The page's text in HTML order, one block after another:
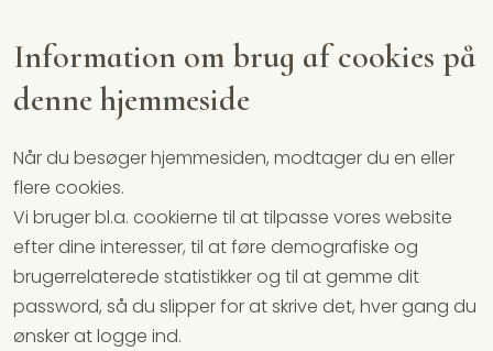
Information om brug af cookies på
denne hjemmeside
Når du besøger hjemmesiden, modtager du en eller
flere cookies.
Vi bruger bl.a. cookierne til at tilpasse vores website
efter dine interesser, til at føre demografiske og
brugerrelaterede statistikker og til at gemme dit
password, så du slipper for at skrive det, hver gang du
ønsker at logge ind.